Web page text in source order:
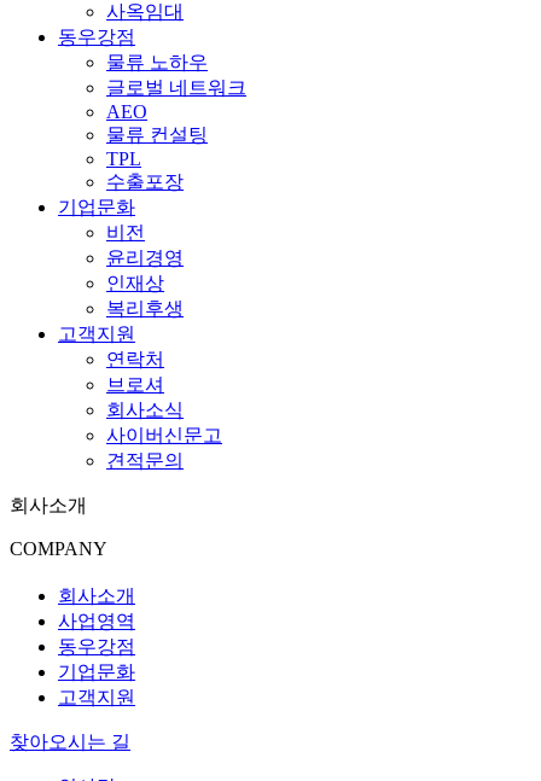
사옥임대
동우강점
물류 노하우
글로벌 네트워크
AEO
물류 컨설팅
TPL
수출포장
기업문화
비전
윤리경영
인재상
복리후생
고객지원
연락처
브로셔
회사소식
사이버신문고
견적문의
회사소개
COMPANY
회사소개
사업영역
동우강점
기업문화
고객지원
찾아오시는 길